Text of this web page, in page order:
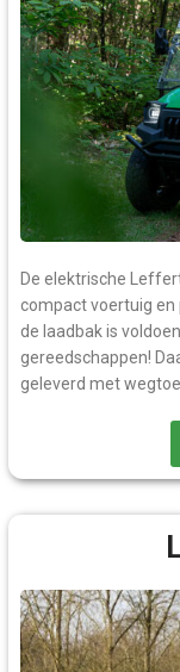
De elektrische
compact voertuig en
de laadbak is
gereedschappen!
geleverd met